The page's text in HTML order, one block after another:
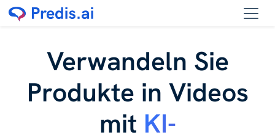
Verwandeln Sie
Produkte in Videos
mit KI-